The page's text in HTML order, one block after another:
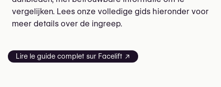
vergelijken. Lees onze volledige gids hieronder voor
meer details over de ingreep.
Lire le guide complet sur Facelift ↗